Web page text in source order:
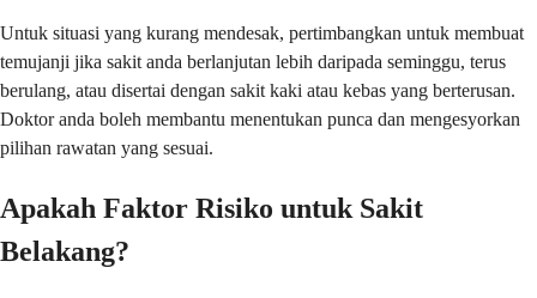
Untuk situasi yang kurang mendesak, pertimbangkan untuk membuat
temujanji jika sakit anda berlanjutan lebih daripada seminggu, terus
berulang, atau disertai dengan sakit kaki atau kebas yang berterusan.
Doktor anda boleh membantu menentukan punca dan mengesyorkan
pilihan rawatan yang sesuai.
Apakah Faktor Risiko untuk Sakit
Belakang?